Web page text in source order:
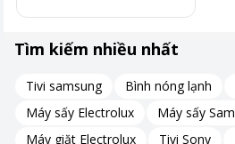
Lõi Nano Silver trong WHD6K1 ngăn
bình chứa.
Công nghệ này giữ nước luôn tươi
Tìm kiếm nhiều nhất
Tivi samsung Bình nóng lạnh
Máy sấy Electrolux
Máy sấy
Máy giặt Electrolux
Tivi Sony